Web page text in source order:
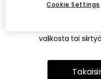
Tämä voi johtua siitä,
on siirretty muualle.
valikosta tai
Cookie Settings